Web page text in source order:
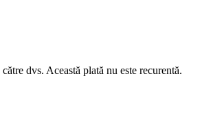
către dvs. Această plată nu este recurentă.